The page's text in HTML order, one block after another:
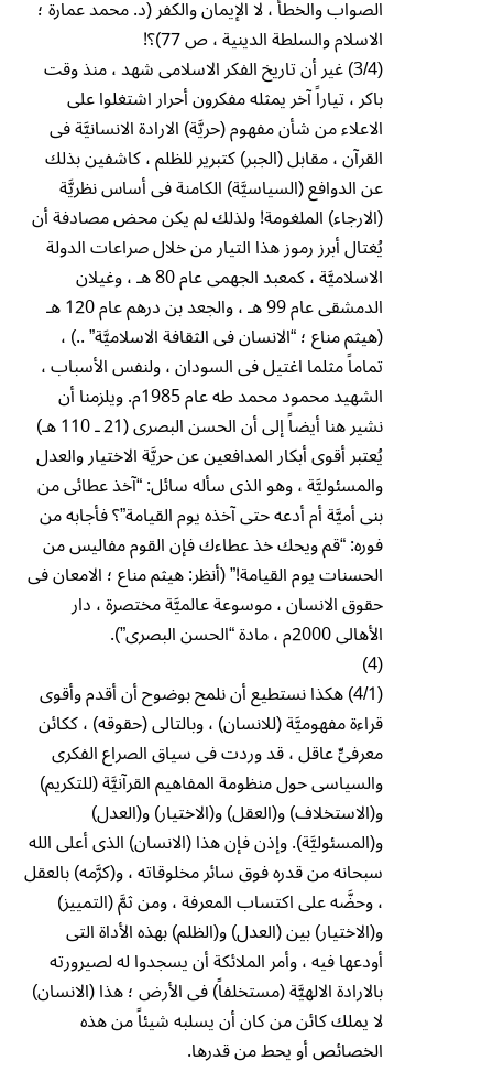
الصواب والخطأ ، لا الإيمان والكفر (د. محمد عمارة ؛
الاسلام والسلطة الدينية ، ص 77)؟!
(3/4) غير أن تاريخ الفكر الاسلامى شهد ، منذ وقت
باكر ، تياراً آخر يمثله مفكرون أحرار اشتغلوا على
الاعلاء من شأن مفهوم (حريَّة) الارادة الانسانيَّة فى
القرآن ، مقابل (الجبر) كتبرير للظلم ، كاشفين بذلك
عن الدوافع (السياسيَّة) الكامنة فى أساس نظريَّة
(الارجاء) الملغومة! ولذلك لم يكن محض مصادفة أن
يُغتال أبرز رموز هذا التيار من خلال صراعات الدولة
الاسلاميَّة ، كمعبد الجهمى عام 80 هـ ، وغيلان
الدمشقى عام 99 هـ ، والجعد بن درهم عام 120 هـ
(هيثم مناع ؛ “الانسان فى الثقافة الاسلاميَّة” ..) ،
تماماً مثلما اغتيل فى السودان ، ولنفس الأسباب ،
الشهيد محمود محمد طه عام 1985م. ويلزمنا أن
نشير هنا أيضاً إلى أن الحسن البصرى (21 ـ 110 هـ)
يُعتبر أقوى أبكار المدافعين عن حريَّة الاختيار والعدل
والمسئوليَّة ، وهو الذى سأله سائل: “آخذ عطائى من
بنى أميَّة أم أدعه حتى آخذه يوم القيامة”؟ فأجابه من
فوره: “قم ويحك خذ عطاءك فإن القوم مفاليس من
الحسنات يوم القيامة!” (أنظر: هيثم مناع ؛ الامعان فى
حقوق الانسان ، موسوعة عالميَّة مختصرة ، دار
الأهالى 2000م ، مادة “الحسن البصرى”).
(4)
(4/1) هكذا نستطيع أن نلمح بوضوح أن أقدم وأقوى
قراءة مفهوميَّة (للانسان) ، وبالتالى (حقوقه) ، ككائن
معرفىٍّ عاقل ، قد وردت فى سياق الصراع الفكرى
والسياسى حول منظومة المفاهيم القرآنيَّة (للتكريم)
و(الاستخلاف) و(العقل) و(الاختيار) و(العدل)
و(المسئوليَّة). وإذن فإن هذا (الانسان) الذى أعلى الله
سبحانه من قدره فوق سائر مخلوقاته ، و(كرَّمه) بالعقل
، وحضَّه على اكتساب المعرفة ، ومن ثمَّ (التمييز)
و(الاختيار) بين (العدل) و(الظلم) بهذه الأداة التى
أودعها فيه ، وأمر الملائكة أن يسجدوا له لصيرورته
بالارادة الالهيَّة (مستخلفاً) فى الأرض ؛ هذا (الانسان)
لا يملك كائن من كان أن يسلبه شيئاً من هذه
الخصائص أو يحط من قدرها.